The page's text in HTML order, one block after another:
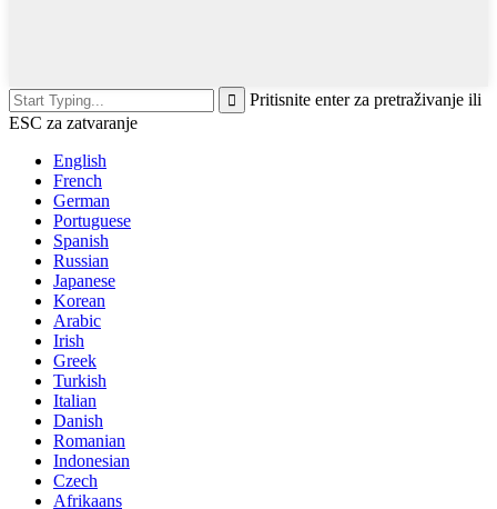
Pritisnite enter za pretraživanje ili
ESC za zatvaranje
English
French
German
Portuguese
Spanish
Russian
Japanese
Korean
Arabic
Irish
Greek
Turkish
Italian
Danish
Romanian
Indonesian
Czech
Afrikaans